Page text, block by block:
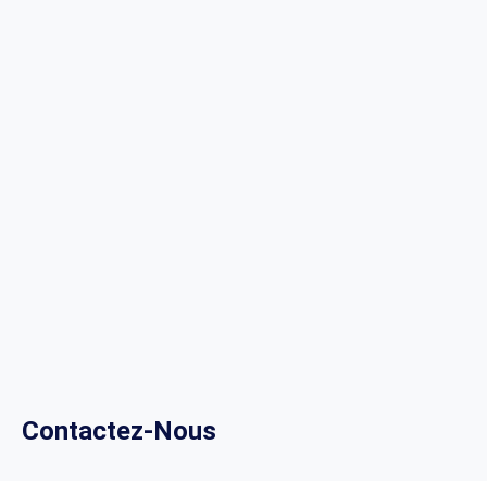
Contactez-Nous